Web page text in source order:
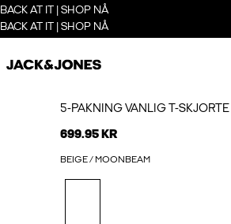
BACK AT IT | SHOP NÅ
BACK AT IT | SHOP NÅ
5-PAKNING VANLIG T-SKJORTE
699.95 KR
BEIGE / MOONBEAM